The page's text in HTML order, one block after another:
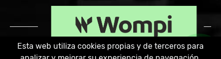
Esta web utiliza cookies propias y de terceros para